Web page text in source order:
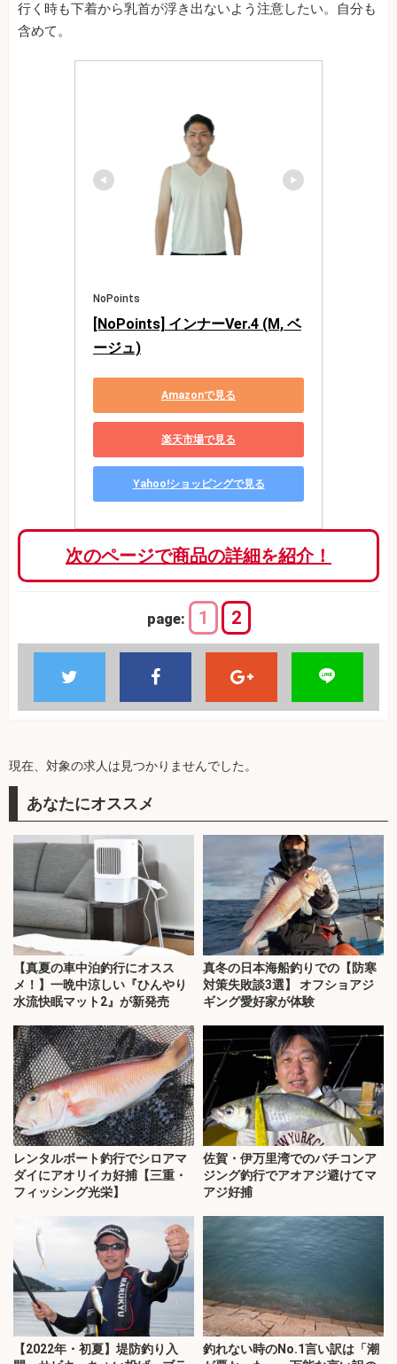
行く時も下着から乳首が浮き出ないよう注意したい。自分も
含めて。
NoPoints
[NoPoints] インナーVer.4 (M, ベ
ージュ)
Amazonで見る
楽天市場で見る
Yahoo!ショッピングで見る
次のページで商品の詳細を紹介！
page: 1 2
現在、対象の求人は見つかりませんでした。
あなたにオススメ
【真夏の車中泊釣行にオスス
メ！】一晩中涼しい『ひんやり
水流快眠マット2』が新発売
真冬の日本海船釣りでの【防寒
対策失敗談3選】 オフショアジ
ギング愛好家が体験
レンタルボート釣行でシロアマ
ダイにアオリイカ好捕【三重・
フィッシング光栄】
佐賀・伊万里湾でのバチコンア
ジング釣行でアオアジ避けてマ
アジ好捕
【2022年・初夏】堤防釣り入
釣れない時のNo.1言い訳は「潮